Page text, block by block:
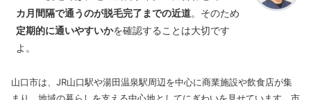
カ月間隔で通うのが脱毛完了までの近道。そのため
定期的に通いやすいかを確認することは大切です
よ。
山口市は、JR山口駅や湯田温泉駅周辺を中心に商業施設や飲食店が集
まり、地域の暮らしを支える中心地としてにぎわいを見せています。市